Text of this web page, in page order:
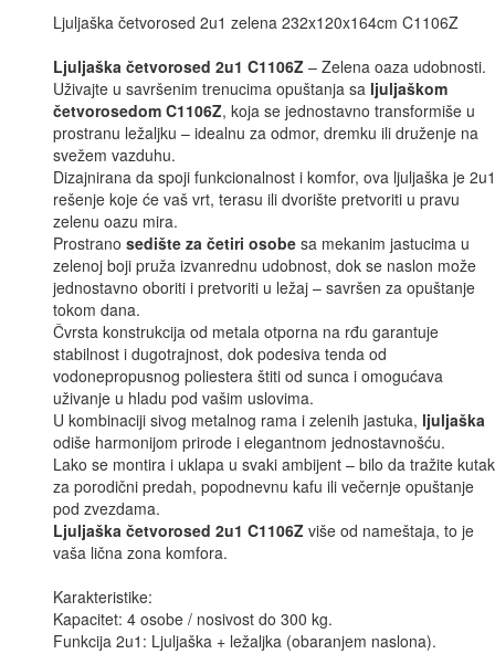
Ljuljaška četvorosed 2u1 zelena 232x120x164cm C1106Z
Ljuljaška četvorosed 2u1 C1106Z – Zelena oaza udobnosti.
Uživajte u savršenim trenucima opuštanja sa ljuljaškom
četvorosedom C1106Z, koja se jednostavno transformiše u
prostranu ležaljku – idealnu za odmor, dremku ili druženje na
svežem vazduhu.
Dizajnirana da spoji funkcionalnost i komfor, ova ljuljaška je 2u1
rešenje koje će vaš vrt, terasu ili dvorište pretvoriti u pravu
zelenu oazu mira.
Prostrano sedište za četiri osobe sa mekanim jastucima u
zelenoj boji pruža izvanrednu udobnost, dok se naslon može
jednostavno oboriti i pretvoriti u ležaj – savršen za opuštanje
tokom dana.
Čvrsta konstrukcija od metala otporna na rđu garantuje
stabilnost i dugotrajnost, dok podesiva tenda od
vodonepropusnog poliestera štiti od sunca i omogućava
uživanje u hladu pod vašim uslovima.
U kombinaciji sivog metalnog rama i zelenih jastuka, ljuljaška
odiše harmonijom prirode i elegantnom jednostavnošću.
Lako se montira i uklapa u svaki ambijent – bilo da tražite kutak
za porodični predah, popodnevnu kafu ili večernje opuštanje
pod zvezdama.
Ljuljaška četvorosed 2u1 C1106Z više od nameštaja, to je
vaša lična zona komfora.
Karakteristike:
Kapacitet: 4 osobe / nosivost do 300 kg.
Funkcija 2u1: Ljuljaška + ležaljka (obaranjem naslona).